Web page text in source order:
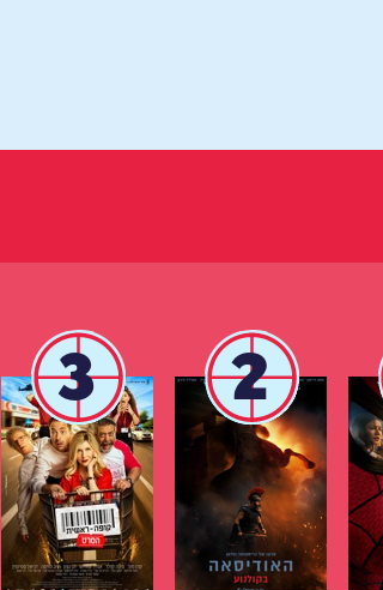
2
3